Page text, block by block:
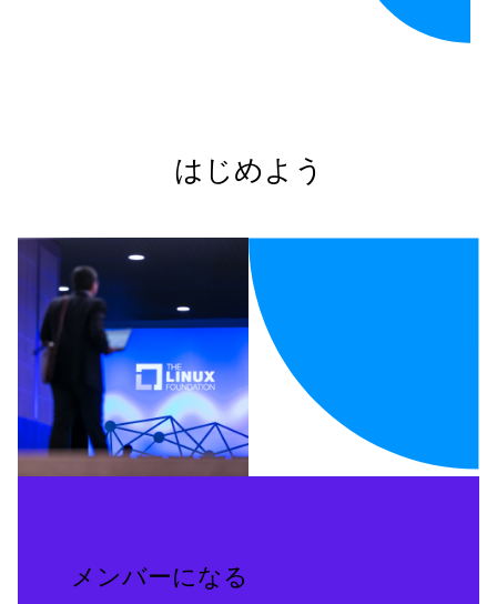
はじめよう
メンバーになる